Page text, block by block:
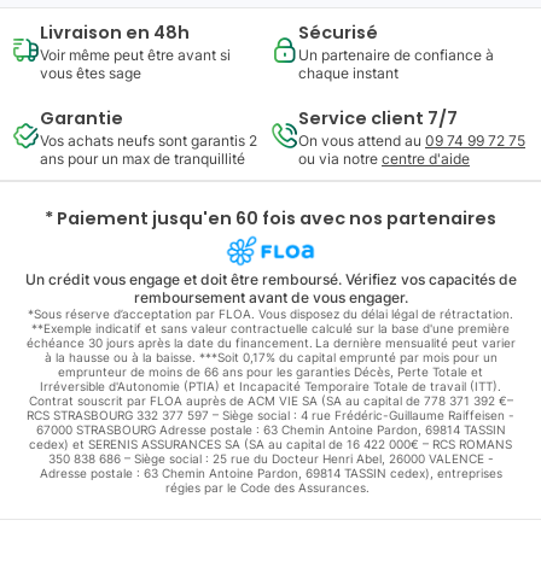
Livraison en 48h
Voir même peut être avant si
vous êtes sage
Sécurisé
Un partenaire de confiance à
chaque instant
Garantie
Vos achats neufs sont garantis 2
ans pour un max de tranquillité
Service client 7/7
On vous attend au 09 74 99 72 75
ou via notre centre d'aide
* Paiement jusqu'en 60 fois avec nos partenaires
Un crédit vous engage et doit être remboursé. Vérifiez vos capacités de
remboursement avant de vous engager.
*Sous réserve d’acceptation par FLOA. Vous disposez du délai légal de rétractation.
**Exemple indicatif et sans valeur contractuelle calculé sur la base d'une première
échéance 30 jours après la date du financement. La dernière mensualité peut varier
à la hausse ou à la baisse. ***Soit 0,17% du capital emprunté par mois pour un
emprunteur de moins de 66 ans pour les garanties Décès, Perte Totale et
Irréversible d'Autonomie (PTIA) et Incapacité Temporaire Totale de travail (ITT).
Contrat souscrit par FLOA auprès de ACM VIE SA (SA au capital de 778 371 392 €–
RCS STRASBOURG 332 377 597 – Siège social : 4 rue Frédéric-Guillaume Raiffeisen -
67000 STRASBOURG Adresse postale : 63 Chemin Antoine Pardon, 69814 TASSIN
cedex) et SERENIS ASSURANCES SA (SA au capital de 16 422 000€ – RCS ROMANS
350 838 686 – Siège social : 25 rue du Docteur Henri Abel, 26000 VALENCE -
Adresse postale : 63 Chemin Antoine Pardon, 69814 TASSIN cedex), entreprises
régies par le Code des Assurances.